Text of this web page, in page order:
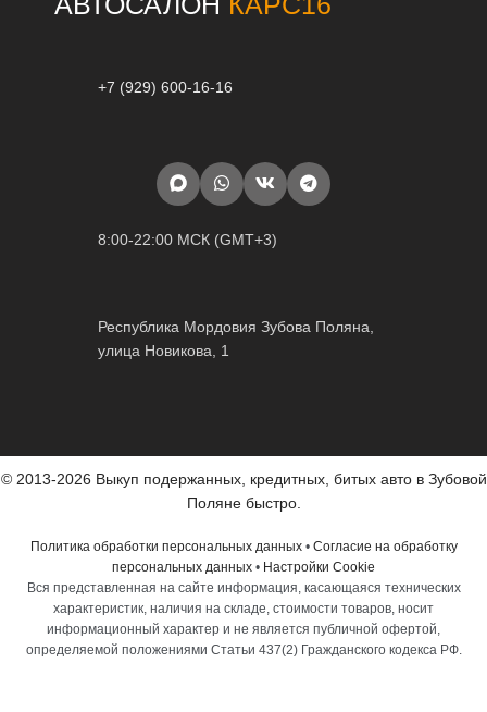
+7 (929) 600-16-16
8:00-22:00 МСК (GMT+3)
Республика Мордовия Зубова Поляна,
улица Новикова, 1
© 2013-2026 Выкуп подержанных, кредитных, битых авто в Зубовой
Поляне быстро.
Политика обработки персональных данных• Согласие на обработку
персональных данных • Настройки Cookie
Вся представленная на сайте информация, касающаяся технических
характеристик, наличия на складе, стоимости товаров, носит
информационный характер и не является публичной офертой,
определяемой положениями Статьи 437(2) Гражданского кодекса РФ.